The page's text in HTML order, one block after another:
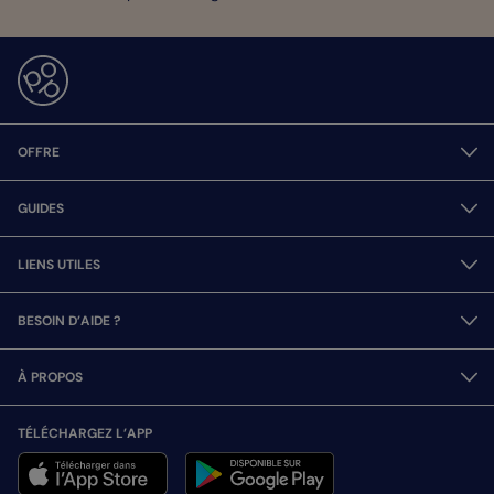
OFFRE
GUIDES
LIENS UTILES
BESOIN D’AIDE ?
À PROPOS
TÉLÉCHARGEZ L’APP